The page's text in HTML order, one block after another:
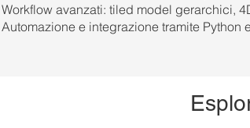
Workflow avanzati: tiled model gerarchici,
Automazione e integrazione tramite Python